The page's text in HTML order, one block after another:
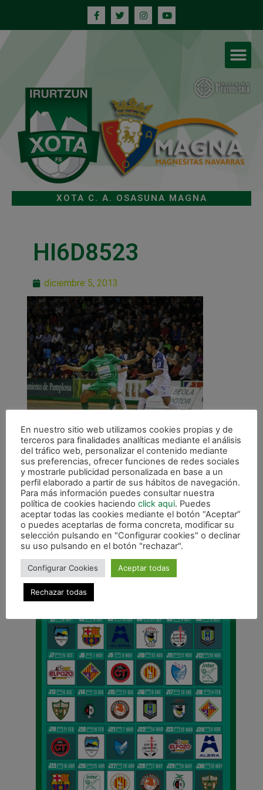
XOTA C. A. OSASUNA MAGNA
HI6D8523
diciembre 5, 2013
ANTERIOR
Goleada a Rios Renovables (4-0) y ¡A la Copa!
CALENDARIO DE LIGA
En nuestro sitio web utilizamos cookies propias y de
terceros para finalidades analíticas mediante el análisis
del tráfico web, personalizar el contenido mediante
sus preferencias, ofrecer funciones de redes sociales
y mostrarle publicidad personalizada en base a un
perfil elaborado a partir de sus hábitos de navegación.
Para más información puedes consultar nuestra
política de cookies haciendo click aqui. Puedes
aceptar todas las cookies mediante el botón “Aceptar”
o puedes aceptarlas de forma concreta, modificar su
selección pulsando en "Configurar cookies" o declinar
su uso pulsando en el botón "rechazar".
Configurar Cookies Aceptar todas
Rechazar todas